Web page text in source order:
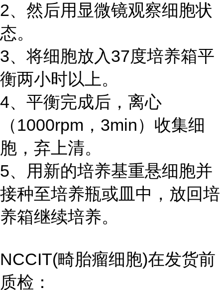
2、然后用显微镜观察细胞状
态。
3、将细胞放入37度培养箱平
衡两小时以上。
4、平衡完成后，离心
（1000rpm，3min）收集细
胞，弃上清。
5、用新的培养基重悬细胞并
接种至培养瓶或皿中，放回培
养箱继续培养。
NCCIT(畸胎瘤细胞)在发货前
质检：